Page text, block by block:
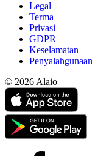
Legal
Terma
Privasi
GDPR
Keselamatan
Penyalahgunaan
© 2026 Alaio